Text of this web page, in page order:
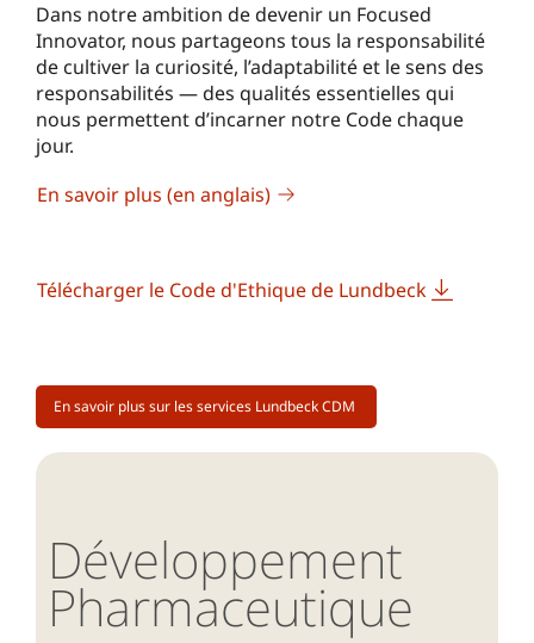
Dans notre ambition de devenir un Focused
Innovator, nous partageons tous la responsabilité
de cultiver la curiosité, l’adaptabilité et le sens des
responsabilités — des qualités essentielles qui
nous permettent d’incarner notre Code chaque
jour.
En savoir plus (en anglais)
Télécharger le Code d'Ethique de Lundbeck
En savoir plus sur les services Lundbeck CDM
Développement
Pharmaceutique